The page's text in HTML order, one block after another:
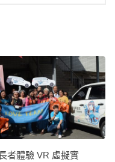
者體驗 VR 虛擬實